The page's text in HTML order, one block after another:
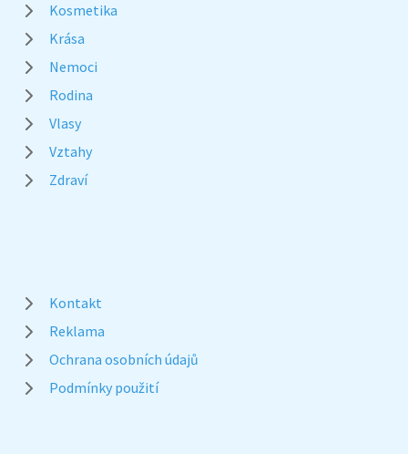
Kosmetika
Krása
Nemoci
Rodina
Vlasy
Vztahy
Zdraví
Kontakt
Reklama
Ochrana osobních údajů
Podmínky použití